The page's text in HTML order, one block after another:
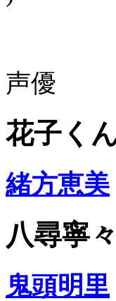
声優
花子く
緒方恵美
八尋寧々
鬼頭明里